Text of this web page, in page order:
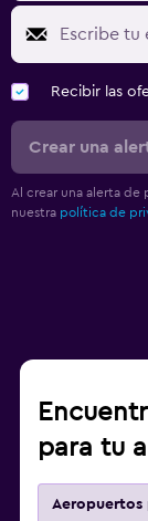
Recibir las
Crear una
Al crear una alerta de
nuestra política de
para tu
Aeropuertos